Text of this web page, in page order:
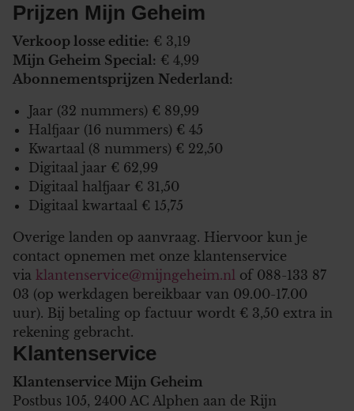
Prijzen Mijn Geheim
Verkoop losse editie: € 3,19
Mijn Geheim Special: € 4,99
Abonnementsprijzen Nederland:
Jaar (32 nummers) € 89,99
Halfjaar (16 nummers) € 45
Kwartaal (8 nummers) € 22,50
Digitaal jaar € 62,99
Digitaal halfjaar € 31,50
Digitaal kwartaal € 15,75
Overige landen op aanvraag. Hiervoor kun je
contact opnemen met onze klantenservice
via klantenservice@mijngeheim.nl of 088-133 87
03 (op werkdagen bereikbaar van 09.00-17.00
uur). Bij betaling op factuur wordt € 3,50 extra in
rekening gebracht.
Klantenservice
Klantenservice Mijn Geheim
Postbus 105, 2400 AC Alphen aan de Rijn